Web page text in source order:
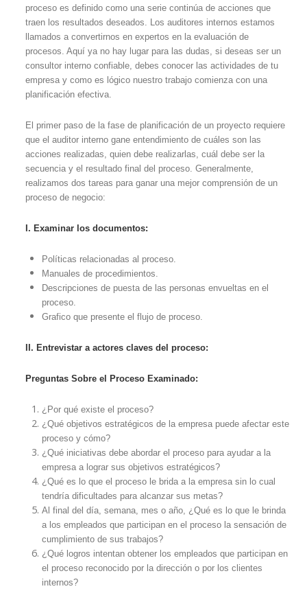
proceso es definido como una serie continúa de acciones que
traen los resultados deseados. Los auditores internos estamos
llamados a convertirnos en expertos en la evaluación de
procesos. Aquí ya no hay lugar para las dudas, si deseas ser un
consultor interno confiable, debes conocer las actividades de tu
empresa y como es lógico nuestro trabajo comienza con una
planificación efectiva.
El primer paso de la fase de planificación de un proyecto requiere
que el auditor interno gane entendimiento de cuáles son las
acciones realizadas, quien debe realizarlas, cuál debe ser la
secuencia y el resultado final del proceso. Generalmente,
realizamos dos tareas para ganar una mejor comprensión de un
proceso de negocio:
I. Examinar los documentos:
Políticas relacionadas al proceso.
Manuales de procedimientos.
Descripciones de puesta de las personas envueltas en el
proceso.
Grafico que presente el flujo de proceso.
II. Entrevistar a actores claves del proceso:
Preguntas Sobre el Proceso Examinado:
¿Por qué existe el proceso?
¿Qué objetivos estratégicos de la empresa puede afectar este
proceso y cómo?
¿Qué iniciativas debe abordar el proceso para ayudar a la
empresa a lograr sus objetivos estratégicos?
¿Qué es lo que el proceso le brida a la empresa sin lo cual
tendría dificultades para alcanzar sus metas?
Al final del día, semana, mes o año, ¿Qué es lo que le brinda
a los empleados que participan en el proceso la sensación de
cumplimiento de sus trabajos?
¿Qué logros intentan obtener los empleados que participan en
el proceso reconocido por la dirección o por los clientes
internos?